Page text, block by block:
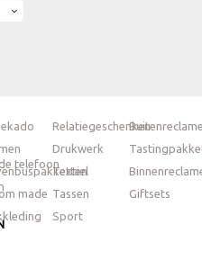
telefoon
made
Relatiegeschenken
Drukwerk
Textiel
Tassen
Sport
Giftsets